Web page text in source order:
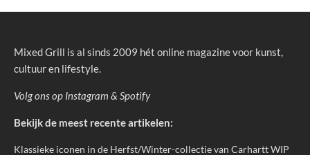
Mixed Grill is al sinds 2009 hét online magazine voor kunst,
cultuur en lifestyle.
Volg ons op Instagram & Spotify
Bekijk de meest recente artikelen:
Klassieke iconen in de Herfst/Winter-collectie van Carhartt WIP